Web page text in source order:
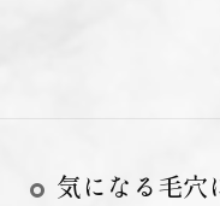
気になる毛